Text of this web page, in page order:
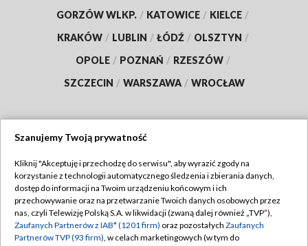
GORZÓW WLKP. / KATOWICE / KIELCE /
KRAKÓW / LUBLIN / ŁÓDŹ / OLSZTYN /
OPOLE / POZNAŃ / RZESZÓW /
SZCZECIN / WARSZAWA / WROCŁAW
TVP
Abonament TVP
Emisja w TVP
Regulamin TVP
Polityka prywatności
Szanujemy Twoją prywatność
Kliknij "Akceptuję i przechodzę do serwisu", aby wyrazić zgody na
korzystanie z technologii automatycznego śledzenia i zbierania danych,
dostęp do informacji na Twoim urządzeniu końcowym i ich
przechowywanie oraz na przetwarzanie Twoich danych osobowych przez
nas, czyli Telewizję Polską S.A. w likwidacji (zwaną dalej również „TVP”),
Zaufanych Partnerów z IAB* (1201 firm) oraz pozostałych Zaufanych
Partnerów TVP (93 firm), w celach marketingowych (w tym do